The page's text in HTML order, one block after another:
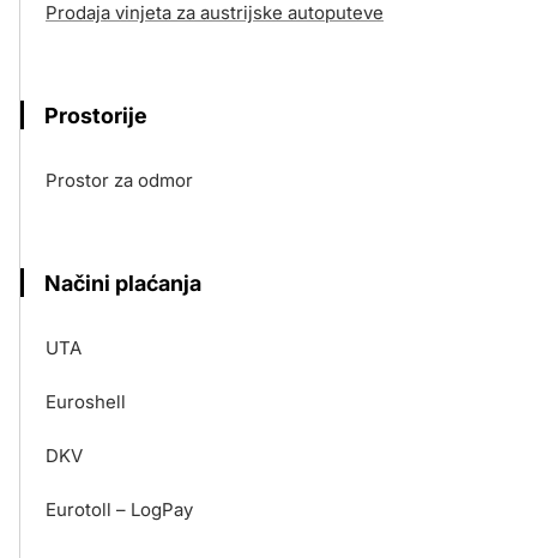
Prodaja vinjeta za austrijske autoputeve
Prostorije
Prostor za odmor
Načini plaćanja
UTA
Euroshell
DKV
Eurotoll – LogPay